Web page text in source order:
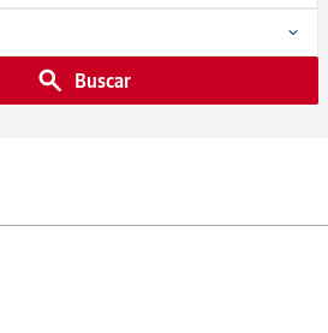
Buscar